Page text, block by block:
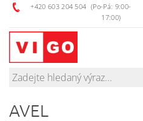
+420 603 204 504 (Po-Pá: 9:00-
17:00)
AVEL